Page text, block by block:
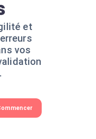
et
vos